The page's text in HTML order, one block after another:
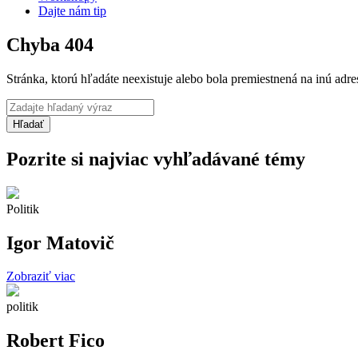
Dajte nám tip
Chyba 404
Stránka, ktorú hľadáte neexistuje alebo bola premiestnená na inú
Pozrite si najviac vyhľadávané témy
Politik
Igor Matovič
Zobraziť viac
politik
Robert Fico